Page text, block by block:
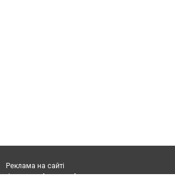
Реклама на сайті
Франшиза "CitySites"